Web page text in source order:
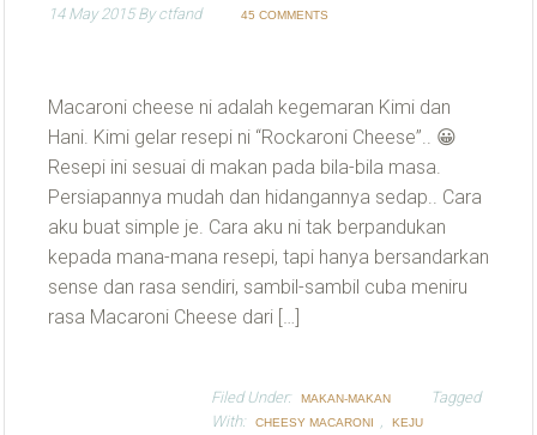
14 May 2015Byctfand 45 COMMENTS
Macaroni cheese ni adalah kegemaran Kimi dan
Hani. Kimi gelar resepi ni “Rockaroni Cheese”.. 😀
Resepi ini sesuai di makan pada bila-bila masa.
Persiapannya mudah dan hidangannya sedap.. Cara
aku buat simple je. Cara aku ni tak berpandukan
kepada mana-mana resepi, tapi hanya bersandarkan
sense dan rasa sendiri, sambil-sambil cuba meniru
rasa Macaroni Cheese dari […]
Filed Under: MAKAN-MAKAN
Tagged
With:
CHEESY MACARONI ,
KEJU